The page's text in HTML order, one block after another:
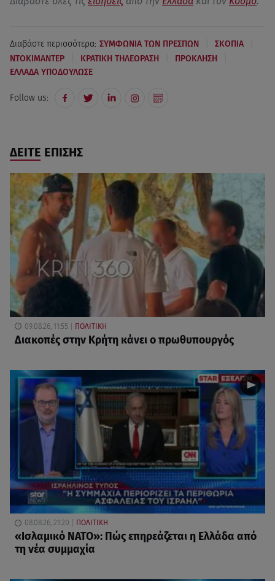
Διαβάστε περισσότερα: ΣΥΜΦΩΝΙΑ ΤΩΝ ΠΡΕΣΠΩΝ ΣΚΟΠΙΑ
ΝΤΟΚΙΜΑΝΤΕΡ ΚΡΑΤΙΚΗ ΤΗΛΕΟΡΑΣΗ ΠΡΟΚΛΗΣΗ
ΕΛΛΑΔΑ ΥΠΟΔΟΥΛΩΣΕ
Follow us:
ΔΕΙΤΕ ΕΠΙΣΗΣ
09.08.26, 11:55 ΠΟΛΙΤΙΚΗ
Διακοπές στην Κρήτη κάνει ο πρωθυπουργός
08.08.26, 21:20 ΠΟΛΙΤΙΚΗ
«Ισλαμικό ΝΑΤΟ»: Πώς επηρεάζεται η Ελλάδα από
τη νέα συμμαχία